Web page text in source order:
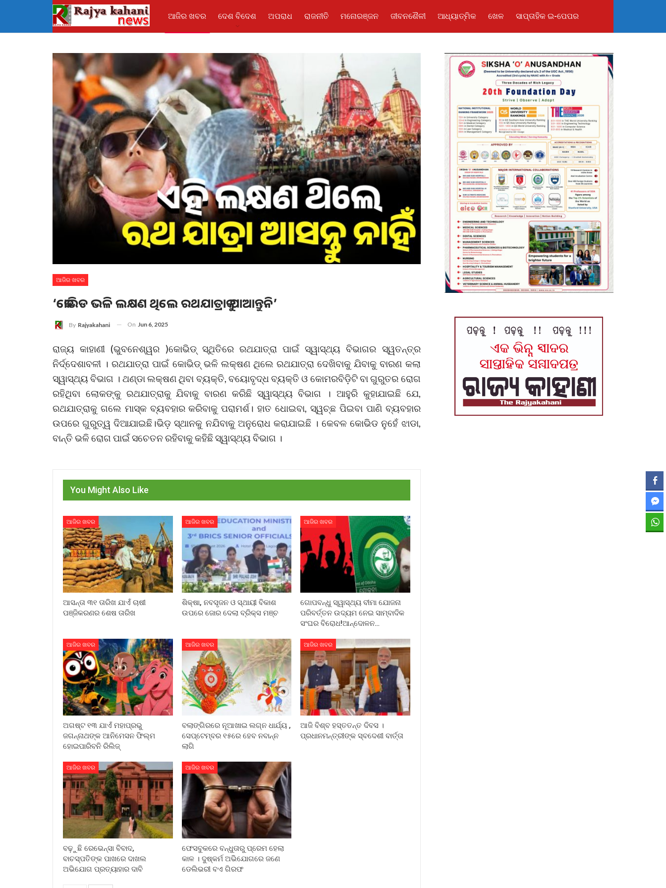
ଆଜିର ଖବର ଦେଶ ବିଦେଶ ଅପରାଧ ରାଜନୀତି ମନୋରଞ୍ଜନ ଜୀବନଶୈଳୀ ଆଧ୍ୟାତ୍ମିକ ଖେଳ ସାପ୍ତାହିକ ଇ-ପେପର
ଆଜିର ଖବର
‘କୋଭିଡ ଭଳି ଲକ୍ଷଣ ଥିଲେ ରଥଯାତ୍ରାକୁ ଯାଆନ୍ତୁନି’
By Rajyakahani On Jun 6, 2025
ରାଜ୍ୟ କାହାଣୀ (ଭୁବନେଶ୍ୱର )କୋଭିଡ୍ ସ୍ଥିତିରେ ରଥଯାତ୍ରା ପାଇଁ ସ୍ୱାସ୍ଥ୍ୟ ବିଭାଗର ସ୍ୱତନ୍ତ୍ର
ନିର୍ଦ୍ଦେଶାବଳୀ । ରଥଯାତ୍ରା ପାଇଁ କୋଭିଡ୍ ଭଳି ଲକ୍ଷଣ ଥିଲେ ରଥଯାତ୍ରା ଦେଖିବାକୁ ଯିବାକୁ ବାରଣ କଲା
ସ୍ୱାସ୍ଥ୍ୟ ବିଭାଗ । ଥଣ୍ଡା ଲକ୍ଷଣ ଥିବା ବ୍ୟକ୍ତି, ବୟୋବୃଦ୍ଧ ବ୍ୟକ୍ତି ଓ କୋମରବିଡ଼ିଟି ବା ଗୁରୁତର ରୋଗ
ରହିଥିବା ଲୋକଙ୍କୁ ରଥଯାତ୍ରାକୁ ଯିବାକୁ ବାରଣ କରିଛି ସ୍ୱାସ୍ଥ୍ୟ ବିଭାଗ । ଆହୁରି କୁହାଯାଇଛି ଯେ,
ରଥଯାତ୍ରାକୁ ଗଲେ ମାସ୍କ ବ୍ୟବହାର କରିବାକୁ ପରାମର୍ଶ। ହାତ ଧୋଇବା, ସ୍ୱଚ୍ଛ ପିଇବା ପାଣି ବ୍ୟବହାର
ଉପରେ ଗୁରୁତ୍ୱ ଦିଆଯାଇଛି।ଭିଡ଼ ସ୍ଥାନକୁ ନଯିବାକୁ ଅନୁରୋଧ କରାଯାଇଛି । କେବଳ କୋଭିଡ ନୁହେଁ ଝାଡା,
ବାନ୍ତି ଭଳି ରୋଗ ପାଇଁ ସଚେତନ ରହିବାକୁ କହିଛି ସ୍ୱାସ୍ଥ୍ୟ ବିଭାଗ ।
You Might Also Like
ଆଜିର ଖବର
ଆସନ୍ତା ୩୧ ତାରିଖ ଯାଏଁ ଚାଷୀ
ପଞ୍ଜିକରଣର ଶେଷ ତାରିଖ
ଆଜିର ଖବର
ଶିକ୍ଷା, ନବସୃଜନ ଓ ସ୍ଥାୟୀ ବିକାଶ
ଉପରେ ଜୋର ଦେଲା ବ୍ରିକ୍ସ ମଞ୍ଚ
ଆଜିର ଖବର
ଗୋପବନ୍ଧୁ ସ୍ୱାସ୍ଥ୍ୟ ବୀମା ଯୋଜନା
ପରିବର୍ତ୍ତନ ଉଦ୍ୟମ ନେଇ ସାମ୍ବାଦିକ
ସଂଘର ବିରୋଧ!ଆନ୍ଦୋଳନ…
ଆଜିର ଖବର
ଅଗଷ୍ଟ ୧୩ ଯାଏଁ ମହାପ୍ରଭୁ
ଜଗନ୍ନାଥଙ୍କ ଆନିମେସନ ଫିଲ୍ମ
ହୋଇପାରିବନି ରିଲିଜ୍
ଆଜିର ଖବର
ବଲାଙ୍ଗିରରେ ନୂଆଖାଇ ଲଗ୍ନ ଧାର୍ଯ୍ୟ ,
ସେପ୍ଟେମ୍ବର ୧୫ରେ ହେବ ନବାନ୍ନ
ଲାଗି
ଆଜିର ଖବର
ଆଜି ବିଶ୍ବ ହସ୍ତତନ୍ତ ଦିବସ ।
ପ୍ରଧାନମନ୍ତ୍ରୀଙ୍କ ସ୍ବଦେଶୀ ବାର୍ତ୍ତା
ଆଜିର ଖବର
ବଢ଼ୁଛି ରେଭେନ୍ସା ବିବାଦ,
ବାଚସ୍ପତିଙ୍କ ପାଖରେ ଦାଖଲ
ଅଭିଯୋଗ ପ୍ରତ୍ୟାହାର ଦାବି
ଆଜିର ଖବର
ଫେସବୁକରେ ବନ୍ଧୁତାରୁ ପ୍ରେମ ହେଲା
କାଳ । ଦୁଷ୍କର୍ମ ଅଭିଯୋଗରେ ଜଣେ
ଡେଲିଭରୀ ବଏ ଗିରଫ